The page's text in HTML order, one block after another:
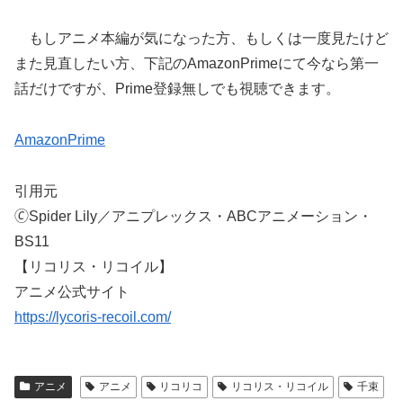
もしアニメ本編が気になった方、もしくは一度見たけど
また見直したい方、下記のAmazonPrimeにて今なら第一
話だけですが、Prime登録無しでも視聴できます。
AmazonPrime
引用元
🄫Spider Lily／アニプレックス・ABCアニメーション・
BS11
【リコリス・リコイル】
アニメ公式サイト
https://lycoris-recoil.com/
アニメ アニメ リコリコ リコリス・リコイル 千束